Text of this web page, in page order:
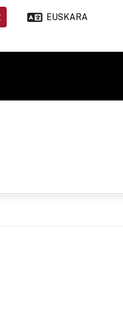
EUSKARA